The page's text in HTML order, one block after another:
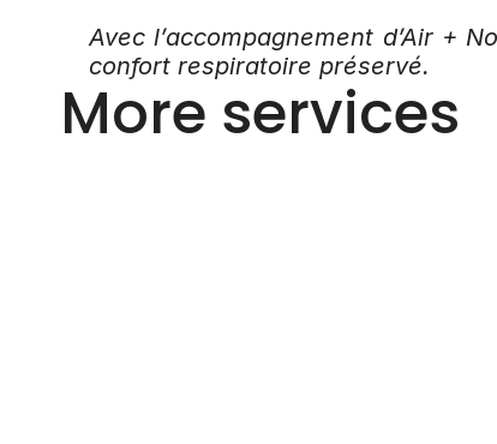
Avec l’accompagnement d’Air +
confort respiratoire préservé.
More services